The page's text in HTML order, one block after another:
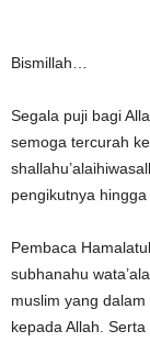
Bismillah…
Segala puji bagi
semoga tercurah
pengikutnya hingga
Pembaca
subhanahu
muslim yang
kepada Allah.